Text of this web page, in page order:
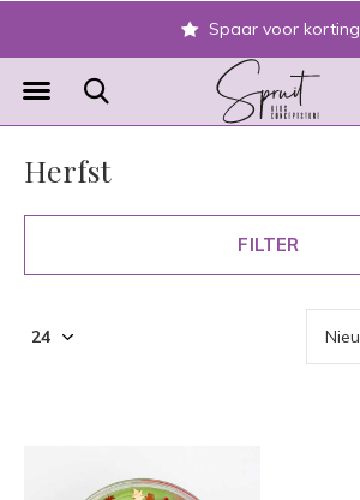
Spaar voor korting
Herfst
FILTER